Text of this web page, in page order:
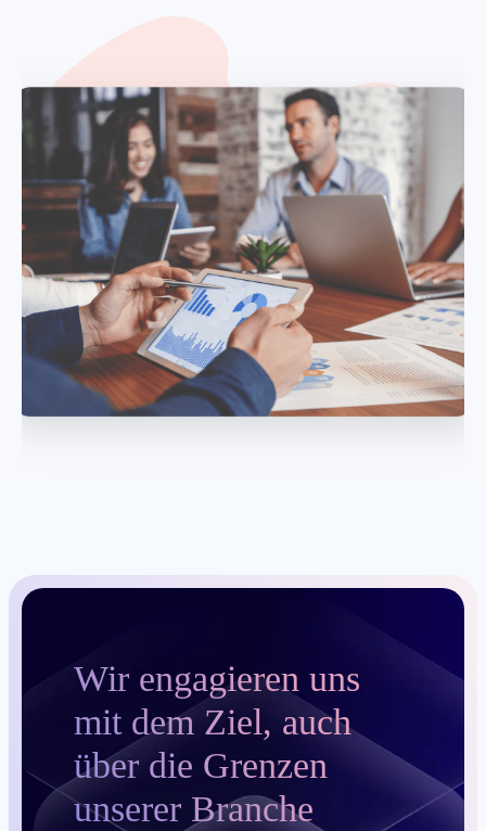
Wir engagieren uns
mit dem Ziel, auch
über die Grenzen
unserer Branche